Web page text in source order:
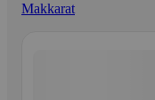
Makkarat